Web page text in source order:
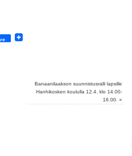
Banaanilaakson suunnistusralli lapsille
Hanhikosken koululla 12.4. klo 14.00-
16.00. »